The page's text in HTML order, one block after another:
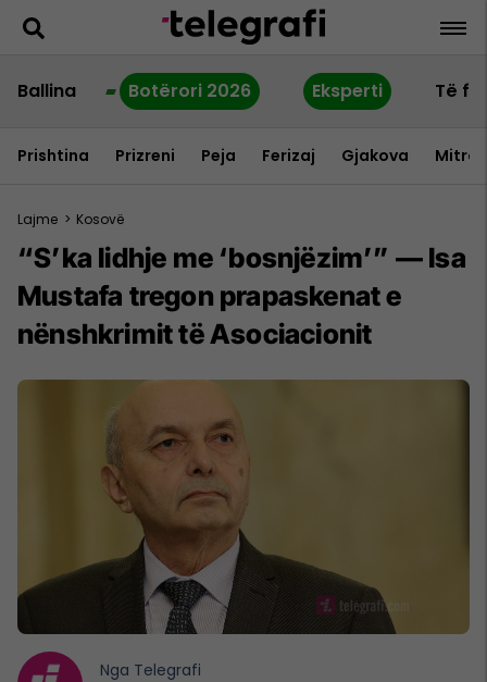
Ballina Botërori 2026 Eksperti Të
Prishtina Prizreni Peja Ferizaj Gjakova
Lajme > Kosovë
“S’ka lidhje me ‘bosnjëzim’” — Isa
Mustafa tregon prapaskenat e
nënshkrimit të Asociacionit
Nga Telegrafi